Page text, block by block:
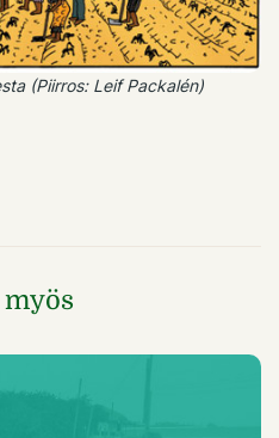
(Piirros: Leif Packalén)